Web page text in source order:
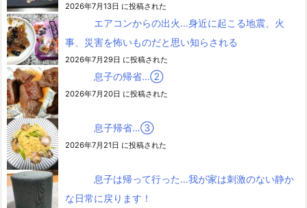
2026年7月13日 に投稿された
エアコンからの出火…身近に起こる地震、火
事、災害を怖いものだと思い知らされる
2026年7月29日 に投稿された
息子の帰省…②
2026年7月20日 に投稿された
息子帰省…③
2026年7月21日 に投稿された
息子は帰って行った…我が家は刺激のない静か
な日常に戻ります！